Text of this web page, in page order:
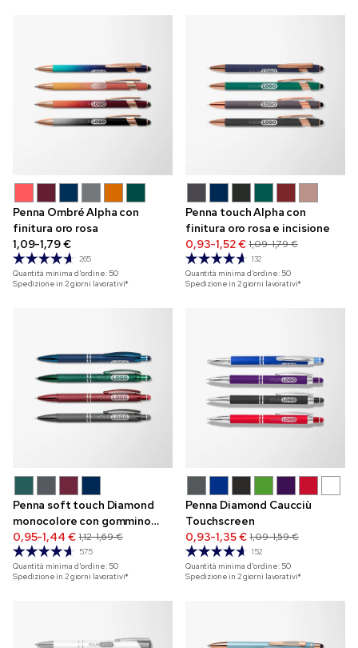
Penna Ombré Alpha con
finitura oro rosa
1,09-1,79 €
265
Quantità minima d'ordine: 50
Spedizione in 2 giorni lavorativi*
Penna touch Alpha con
finitura oro rosa e incisione
0,93-1,52 € 1,09-1,79 €
132
Quantità minima d'ordine: 50
Spedizione in 2 giorni lavorativi*
Penna soft touch Diamond
monocolore con gommino
touchscreen e incisione
0,95-1,44 € 1,12-1,69 €
575
Quantità minima d'ordine: 50
Spedizione in 2 giorni lavorativi*
Penna Diamond Caucciù
Touchscreen
0,93-1,35 € 1,09-1,59 €
152
Quantità minima d'ordine: 50
Spedizione in 2 giorni lavorativi*